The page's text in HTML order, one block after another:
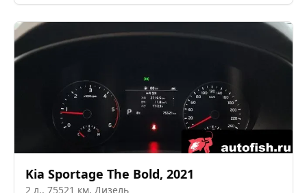
Kia Sportage The Bold, 2021
2 л., 75521 км, Дизель